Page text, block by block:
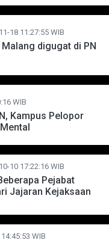
18 11:27:55 WIB
digugat di PN
WIB
Kampus Pelopor
10 17:22:16 WIB
Pejabat
Jajaran Kejaksaan
WIB